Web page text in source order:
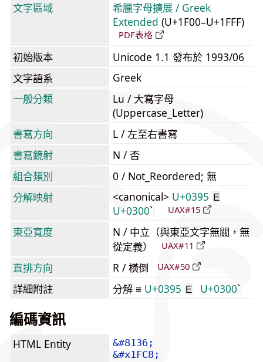
文字區域
希臘字母擴展 / Greek
Extended (U+1F00–U+1FFF)
PDF表格
初始版本
Unicode 1.1 發布於 1993/06
文字語系
Greek
一般分類
Lu / 大寫字母
(Uppercase_Letter)
書寫方向
L / 左至右書寫
書寫鏡射
N / 否
組合類別
0 / Not_Reordered; 無
分解映射
<canonical> U+0395 Ε
U+0300 UAX#15
東亞寬度
N / 中立（與東亞文字無關，無
從定義）
UAX#11
直排方向 R / 橫倒 UAX#50
詳細附註 分解 ≡ U+0395 Ε U+0300
編碼資訊
HTML Entity
&#8136;
&#x1FC8;